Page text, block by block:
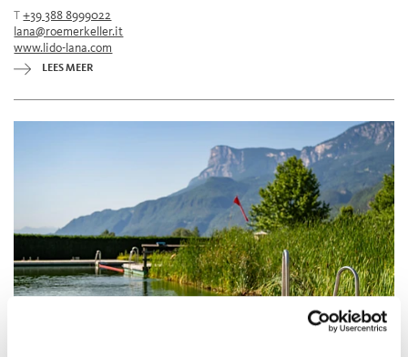
T+39 388 8999022
lana@roemerkeller.it
www.lido-lana.com
LEES MEER